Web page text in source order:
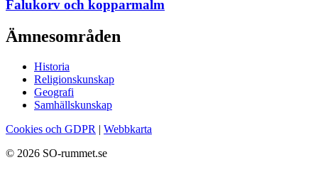
Falukorv och kopparmalm
Ämnesområden
Historia
Religionskunskap
Geografi
Samhällskunskap
Cookies och GDPR | Webbkarta
© 2026 SO-rummet.se